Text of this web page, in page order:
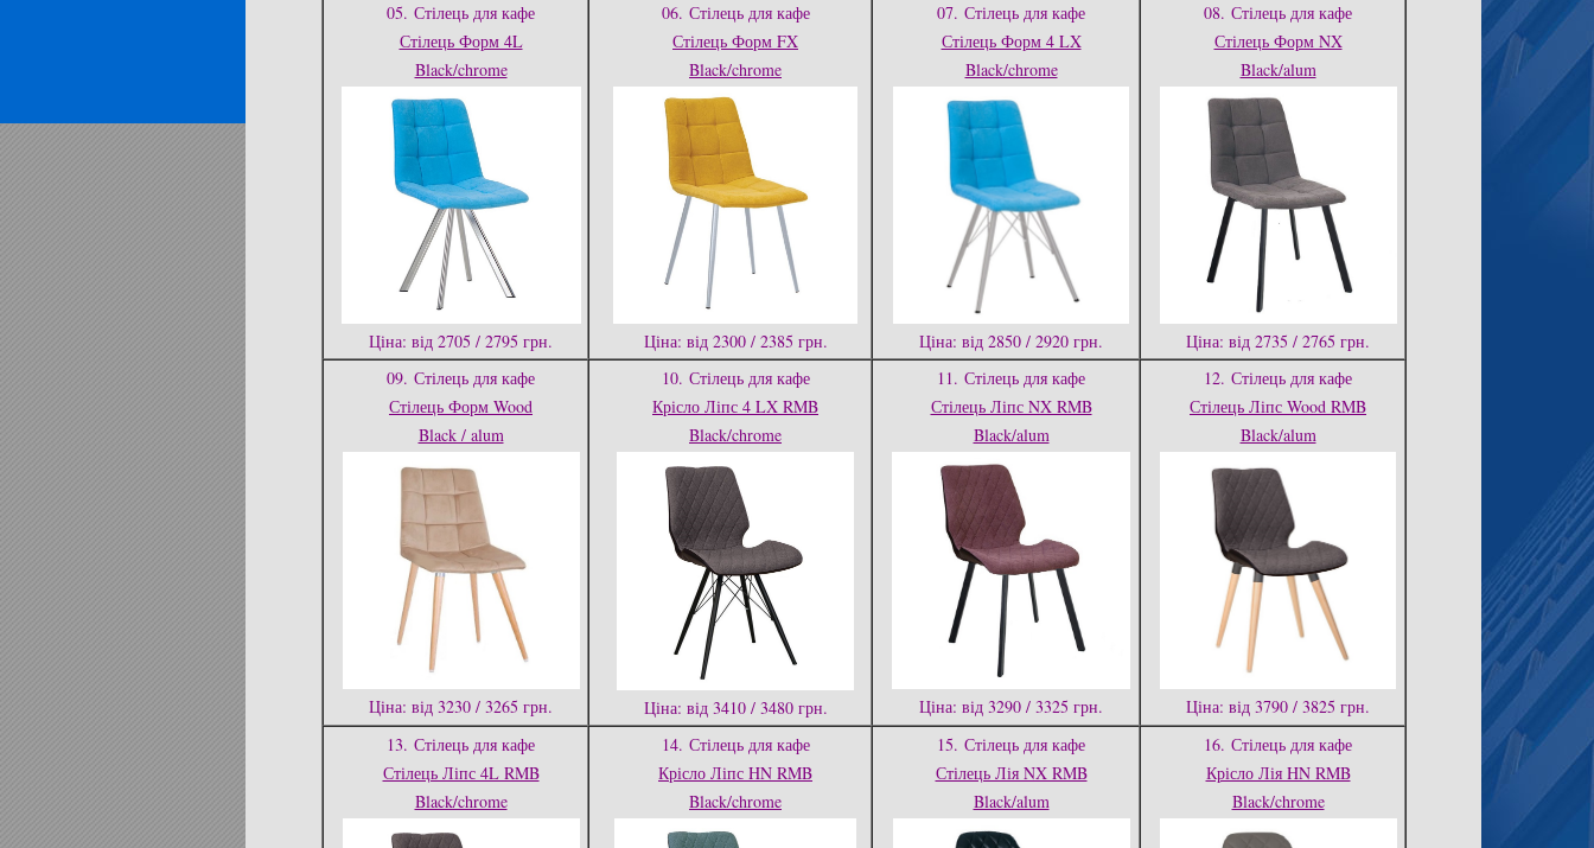
05. Стілець для кафе
Стілець Форм 4L
Black/chrome
Ціна: від 2705 / 2795 грн.
06. Стілець для кафе
Стілець Форм FX
Black/chrome
Ціна: від 2300 / 2385 грн.
07. Стілець для кафе
Стілець Форм 4 LX
Black/chrome
Ціна: від 2850 / 2920 грн.
08. Стілець для кафе
Стілець Форм NX
Black/alum
Ціна: від 2735 / 2765 грн.
09. Стілець для кафе
Стілець Форм Wood
Black / alum
Ціна: від 3230 / 3265 грн.
10. Стілець для кафе
Крісло Ліпс 4 LX RMB
Black/chrome
Ціна: від 3410 / 3480 грн.
11. Стілець для кафе
Стілець Ліпс NX RMB
Black/alum
Ціна: від 3290 / 3325 грн.
12. Стілець для кафе
Стілець Ліпс Wood RMB
Black/alum
Ціна: від 3790 / 3825 грн.
13. Стілець для кафе
Стілець Ліпс 4L RMB
Black/chrome
14. Стілець для кафе
Крісло Ліпс HN RMB
Black/chrome
15. Стілець для кафе
Стілець Лія NX RMB
Black/alum
16. Стілець для кафе
Крісло Лія HN RMB
Black/chrome